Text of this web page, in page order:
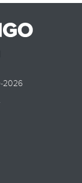
2026